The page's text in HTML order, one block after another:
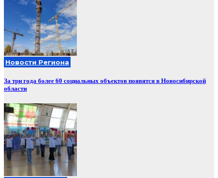
Новости Региона
За три года более 60 социальных объектов появятся в Новосибирской
области